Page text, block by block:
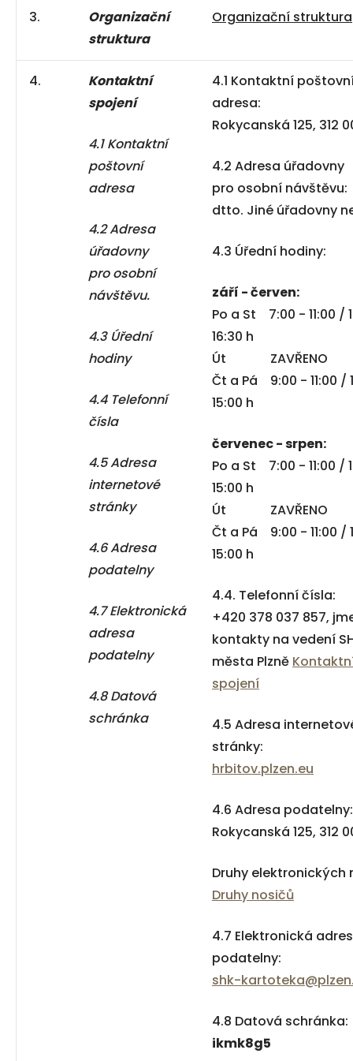
3.
Organizační
struktura
Organizační struktura
4.
Kontaktní
spojení
4.1 Kontaktní
poštovní
adresa
4.2 Adresa
úřadovny
pro osobní
návštěvu.
4.3 Úřední
hodiny
4.4 Telefonní
čísla
4.5 Adresa
internetové
stránky
4.6 Adresa
podatelny
4.7 Elektronická
adresa
podatelny
4.8 Datová
schránka
4.1 Kontaktní
adresa:
Rokycanská 125, 312
4.2 Adresa úřadovny
pro osobní návštěvu:
dtto. Jiné úřadovny
4.3 Úřední hodiny:
září -červen:
Po a St 7:00 - 11:00 /
16:30 h
Út ZAVŘENO
Čt a Pá 9:00 - 11:00 /
15:00 h
červenec - srpen:
Po a St 7:00 - 11:00 /
15:00 h
Út ZAVŘENO
Čt a Pá 9:00 - 11:00 /
15:00 h
4.4. Telefonní čísla:
+420 378 037 857,
kontakty na vedení
města Plzně
spojení
4.5 Adresa
stránky:
hrbitov.plzen.eu
4.6 Adresa podatelny:
Rokycanská 125, 312
Druhy elektronických
Druhy nosičů
4.7 Elektronická
podatelny:
shk-kartoteka
4.8 Datová schránka:
ikmk8g5